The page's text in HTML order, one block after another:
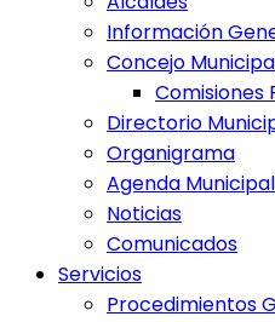
Información
Concejo
Comisiones
Directorio
Organigrama
Agenda Municipal
Noticias
Comunicados
Servicios
Procedimientos